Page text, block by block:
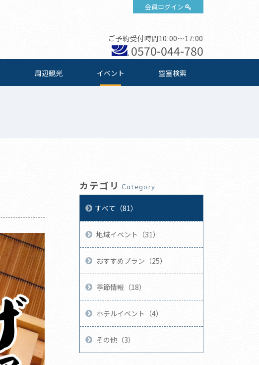
会員ログイン
ご予約受付時間10:00～17:00
0570-044-780
周辺観光 イベント 空室検索
カテゴリ Category
すべて（81）
地域イベント（31）
おすすめプラン（25）
季節情報（18）
ホテルイベント（4）
その他（3）